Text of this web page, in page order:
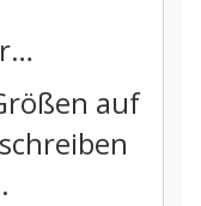
auf